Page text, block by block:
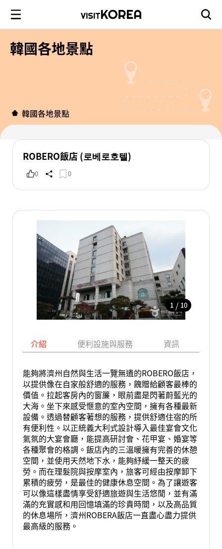
韓國各地景點
韓國各地景點
ROBERO飯店 (로베로호텔)
0 0
1 / 10
介紹 便利設施與服務 資訊
能夠將濟州自然與生活一覽無遺的ROBERO飯店，
以提供像在自家般舒適的服務，餽贈給顧客最棒的
價值。拉起客房內的窗簾，眼前盡是閃著蔚藍光的
大海。坐下來感受愜意的室內空間，擁有各種最新
設備。透過替顧客著想的服務，提供舒適住宿的所
有便利性。以正統義大利式設計導入最佳宴會文化
氣氛的大宴會廳，能提高研討會、花甲宴、婚宴等
各種聚會的格調。飯店內的三溫暖擁有完善的休憩
空間，並使用天然地下水，能夠紓緩一整天的疲
勞。而在理髮院與按摩室內，旅客可經由按摩卸下
累積的疲勞，是最佳的健康休息空間。為了讓遊客
可以像這樣盡情享受舒適旅遊與生活悠閒，並有滿
滿的充實感和用回憶填滿的珍貴時間，以及高品質
的休息場所，濟州ROBERA飯店一直盡心盡力提供
最高級的服務。